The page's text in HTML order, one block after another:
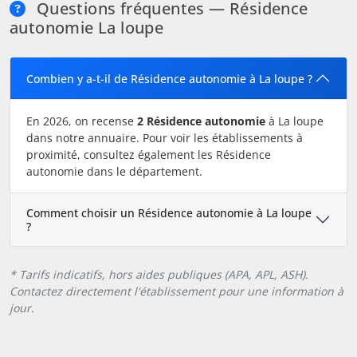
Questions fréquentes — Résidence
autonomie La loupe
Combien y a-t-il de Résidence autonomie à La loupe ?
En 2026, on recense 2 Résidence autonomie à La loupe
dans notre annuaire. Pour voir les établissements à
proximité, consultez également les Résidence
autonomie dans le département.
Comment choisir un Résidence autonomie à La loupe
?
* Tarifs indicatifs, hors aides publiques (APA, APL, ASH).
Contactez directement l'établissement pour une information à
jour.